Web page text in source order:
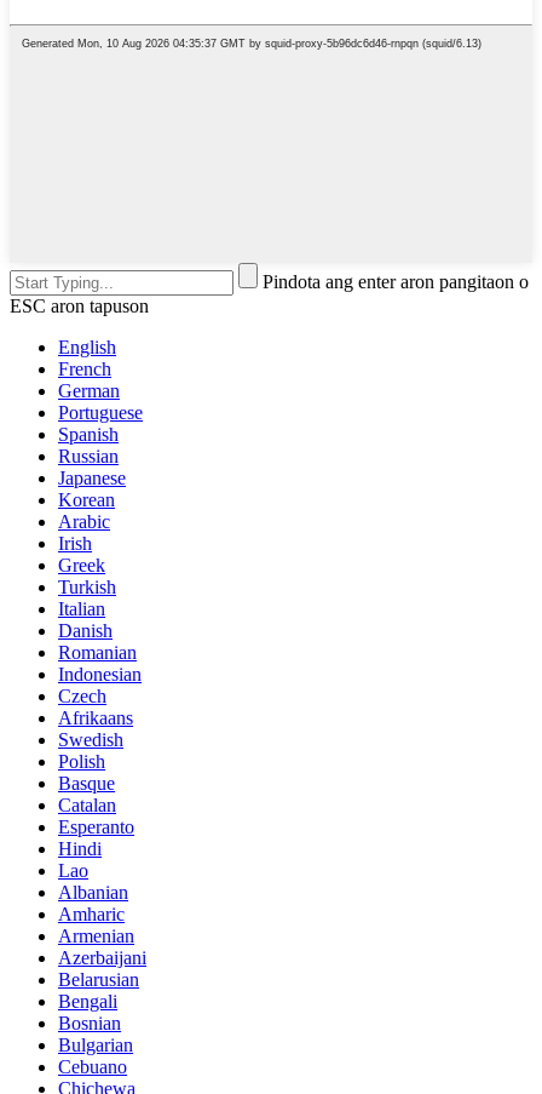
Pindota ang enter aron pangitaon o
ESC aron tapuson
English
French
German
Portuguese
Spanish
Russian
Japanese
Korean
Arabic
Irish
Greek
Turkish
Italian
Danish
Romanian
Indonesian
Czech
Afrikaans
Swedish
Polish
Basque
Catalan
Esperanto
Hindi
Lao
Albanian
Amharic
Armenian
Azerbaijani
Belarusian
Bengali
Bosnian
Bulgarian
Cebuano
Chichewa